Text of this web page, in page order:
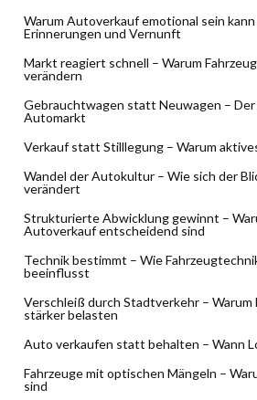
Warum Autoverkauf emotional sein
Erinnerungen und Vernunft
Markt reagiert schnell – Warum
verändern
Gebrauchtwagen statt Neuwagen – Der
Automarkt
Verkauf statt Stilllegung – Warum
Wandel der Autokultur – Wie sich der
verändert
Strukturierte Abwicklung gewinnt –
Autoverkauf entscheidend sind
Technik bestimmt – Wie
beeinflusst
Verschleiß durch Stadtverkehr – Warum
stärker belasten
Auto verkaufen statt behalten – Wann
Fahrzeuge mit optischen Mängeln –
sind